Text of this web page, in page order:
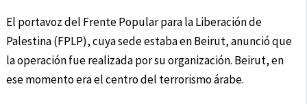
El portavoz del Frente Popular para la Liberación de
Palestina (FPLP), cuya sede estaba en Beirut, anunció que
la operación fue realizada por su organización. Beirut, en
ese momento era el centro del terrorismo árabe.